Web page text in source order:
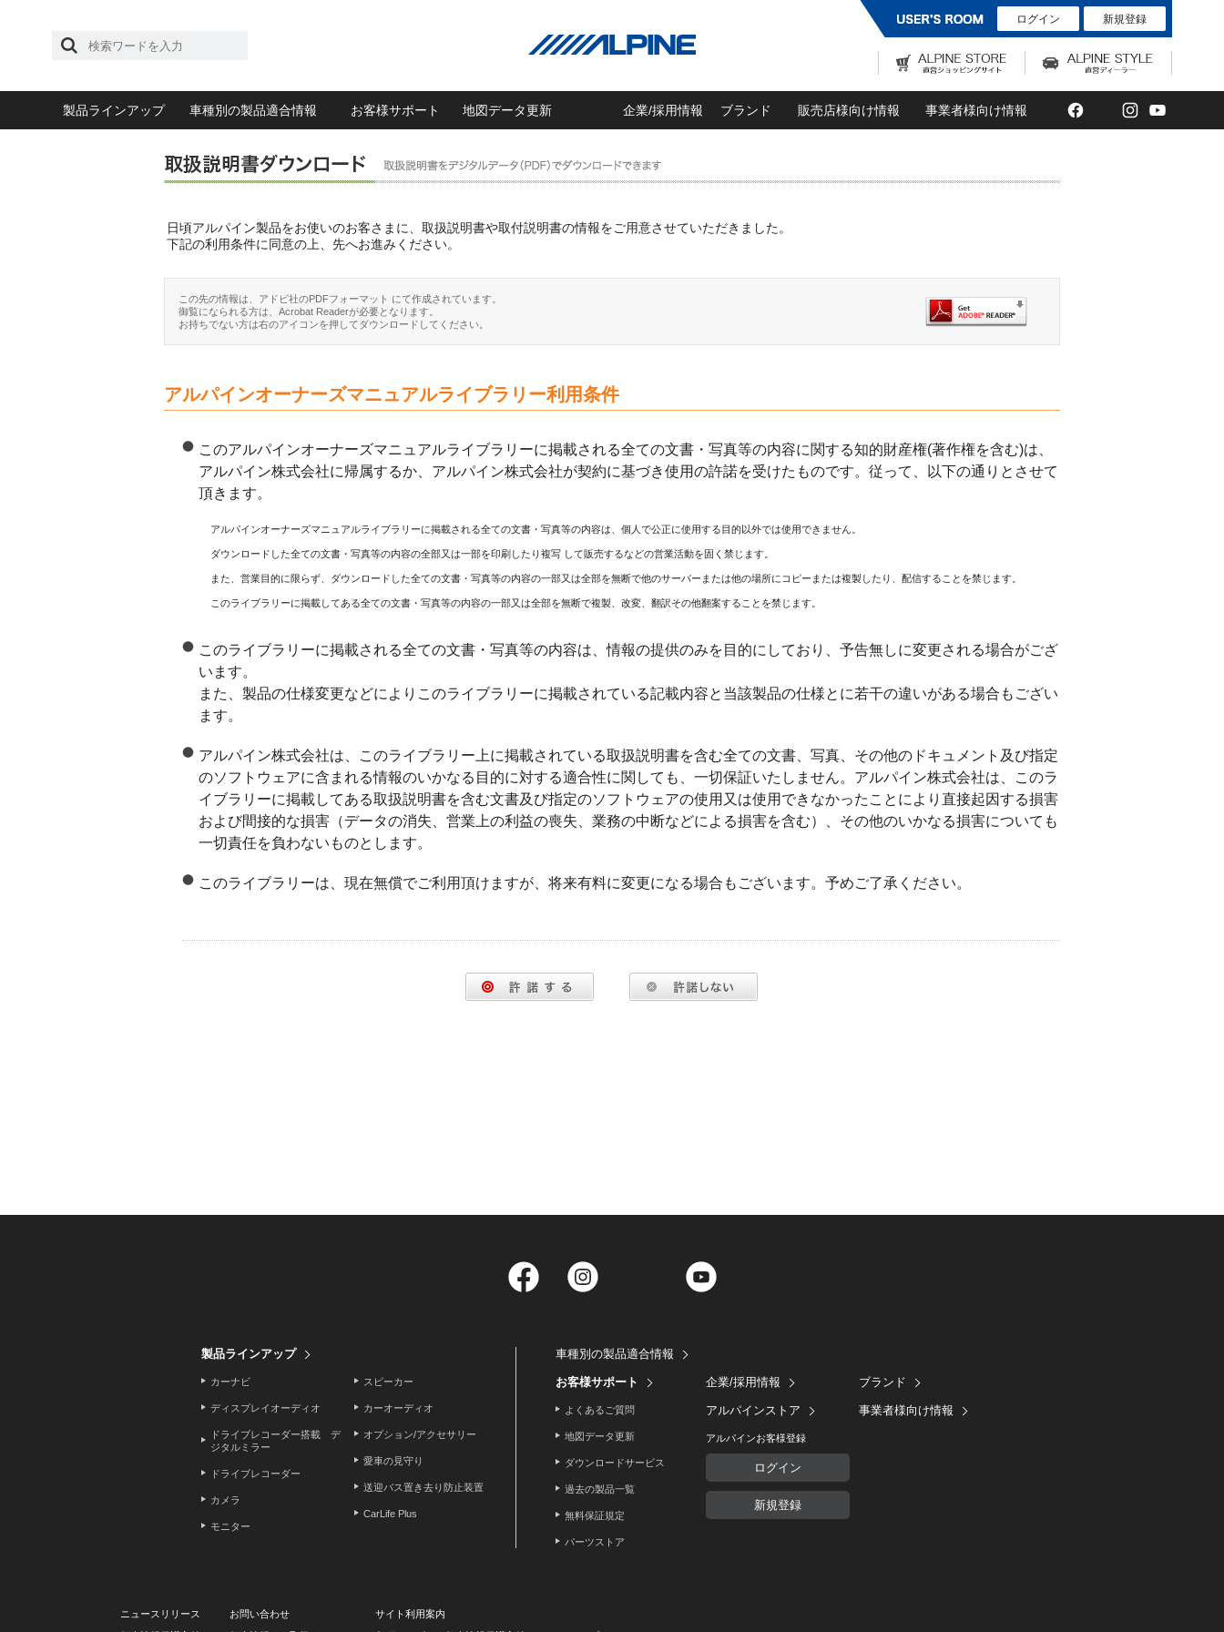
ログイン 新規登録
製品ラインアップ 車種別の製品適合情報 お客様サポート 地図データ更新 企業/採用情報 ブランド 販売店様向け情報 事業者様向け情報 Facebook
TwitterInstagram
日頃アルパイン製品をお使いのお客さまに、取扱説明書や取付説明書の情報をご用意させていただきました。
下記の利用条件に同意の上、先へお進みください。
この先の情報は、アドビ社のPDFフォーマット にて作成されています。
御覧になられる方は、Acrobat Readerが必要となります。
お持ちでない方は右のアイコンを押してダウンロードしてください。
アルパインオーナーズマニュアルライブラリー利用条件
このアルパインオーナーズマニュアルライブラリーに掲載される全ての文書・写真等の内容に関する知的財産権(著作権を含む)は、
アルパイン株式会社に帰属するか、アルパイン株式会社が契約に基づき使用の許諾を受けたものです。従って、以下の通りとさせて
頂きます。
アルパインオーナーズマニュアルライブラリーに掲載される全ての文書・写真等の内容は、個人で公正に使用する目的以外では使用できません。
ダウンロードした全ての文書・写真等の内容の全部又は一部を印刷したり複写 して販売するなどの営業活動を固く禁じます。
また、営業目的に限らず、ダウンロードした全ての文書・写真等の内容の一部又は全部を無断で他のサーバーまたは他の場所にコピーまたは複製したり、配信することを禁じます。
このライブラリーに掲載してある全ての文書・写真等の内容の一部又は全部を無断で複製、改変、翻訳その他翻案することを禁じます。
このライブラリーに掲載される全ての文書・写真等の内容は、情報の提供のみを目的にしており、予告無しに変更される場合がござ
います。
また、製品の仕様変更などによりこのライブラリーに掲載されている記載内容と当該製品の仕様とに若干の違いがある場合もござい
ます。
アルパイン株式会社は、このライブラリー上に掲載されている取扱説明書を含む全ての文書、写真、その他のドキュメント及び指定
のソフトウェアに含まれる情報のいかなる目的に対する適合性に関しても、一切保証いたしません。アルパイン株式会社は、このラ
イブラリーに掲載してある取扱説明書を含む文書及び指定のソフトウェアの使用又は使用できなかったことにより直接起因する損害
および間接的な損害（データの消失、営業上の利益の喪失、業務の中断などによる損害を含む）、その他のいかなる損害についても
一切責任を負わないものとします。
このライブラリーは、現在無償でご利用頂けますが、将来有料に変更になる場合もございます。予めご了承ください。
Facebook Twitter
製品ラインアップ
カーナビ
ディスプレイオーディオ
ドライブレコーダー搭載 デ
ジタルミラー
ドライブレコーダー
カメラ
モニター
スピーカー
カーオーディオ
オプション/アクセサリー
愛車の見守り
送迎バス置き去り防止装置
CarLife Plus
車種別の製品適合情報
お客様サポート
よくあるご質問
地図データ更新
ダウンロードサービス
過去の製品一覧
無料保証規定
パーツストア
企業/採用情報
アルパインストア
アルパインお客様登録
ログイン
新規登録
ブランド
事業者様向け情報
ニュースリリース お問い合わせ
サイト利用案内